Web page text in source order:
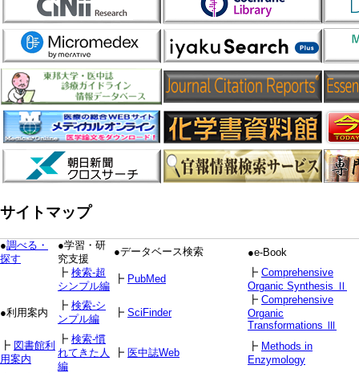
サイトマップ
●調べる・
探す
●学習・研
究支援
●データベース検索
●e-Book
┣ 検索-超
シンプル編
┣ PubMed
┣ Comprehensive
Organic Synthesis Ⅱ
●利用案内
┣ 検索-シ
ンプル編
┣ SciFinder
┣ Comprehensive
Organic
Transformations Ⅲ
┣ 図書館利
用案内
┣ 検索-慣
れてきた人
編
┣ 医中誌Web
┣ Methods in
Enzymology